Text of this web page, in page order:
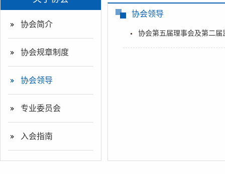
协会简介
协会规章制度
协会领导
专业委员会
入会指南
协会领导
协会第五届理事会及第二届